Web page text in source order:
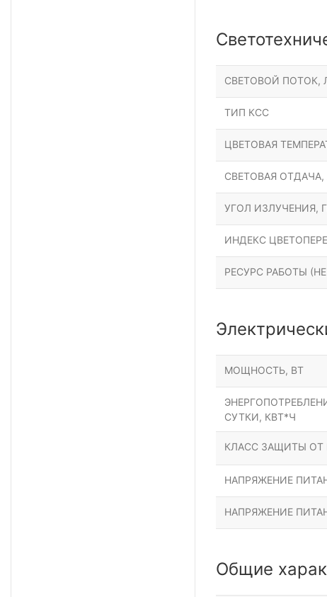
СВЕТОВОЙ ПОТОК,
ТИП КСС
ЦВЕТОВАЯ
СВЕТОВАЯ
УГОЛ ИЗЛУЧЕНИЯ,
ИНДЕКС
РЕСУРС РАБОТЫ
МОЩНОСТЬ, ВТ
СУТКИ, КВТ*Ч
КЛАСС ЗАЩИТЫ ОТ
НАПРЯЖЕНИЕ
НАПРЯЖЕНИЕ
Общие